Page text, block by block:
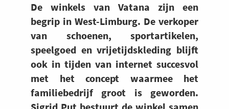
De winkels van Vatana zijn een
begrip in West-Limburg. De verkoper
van schoenen, sportartikelen,
speelgoed en vrijetijdskleding blijft
ook in tijden van internet succesvol
met het concept waarmee het
familiebedrijf groot is geworden.